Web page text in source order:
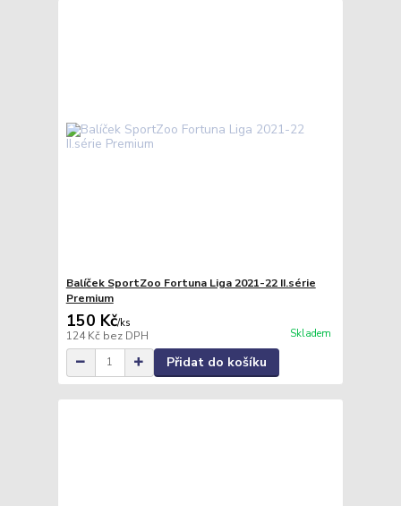
Balíček SportZoo Fortuna Liga 2021-22 II.série
Premium
150 Kč/ks
124 Kč bez DPH Skladem
Přidat do košíku